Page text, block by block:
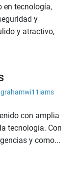
en tecnología,
y
y atractivo,
grahamwi11iams
con amplia
tecnología. Con
y como...